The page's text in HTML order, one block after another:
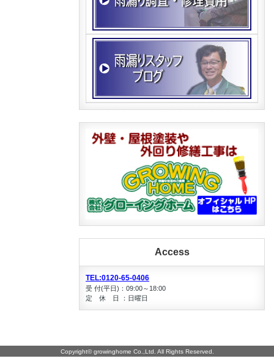
Access
TEL:0120-65-0406
受 付(平日)：09:00～18:00
定 休 日 ：日曜日
Copyright©growinghome Co.,Ltd. All Rights Reserved.